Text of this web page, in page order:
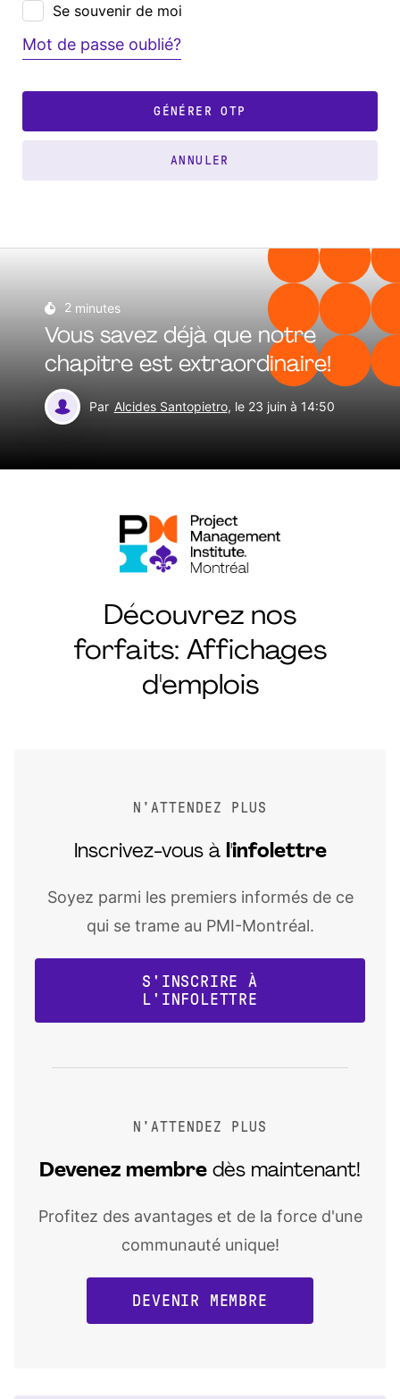
Se souvenir de moi
Mot de passe oublié?
ANNULER
GÉNÉRER OTP
2 minutes
Vous savez déjà que notre
chapitre est extraordinaire!
Par Alcides Santopietro, le 23 juin à 14:50
Découvrez nos
forfaits: Affichages
d'emplois
N'ATTENDEZ PLUS
Inscrivez-vous à l'infolettre
Soyez parmi les premiers informés de ce
qui se trame au PMI-Montréal.
S'INSCRIRE À
L'INFOLETTRE
N'ATTENDEZ PLUS
Devenez membre dès maintenant!
Profitez des avantages et de la force d'une
communauté unique!
DEVENIR MEMBRE